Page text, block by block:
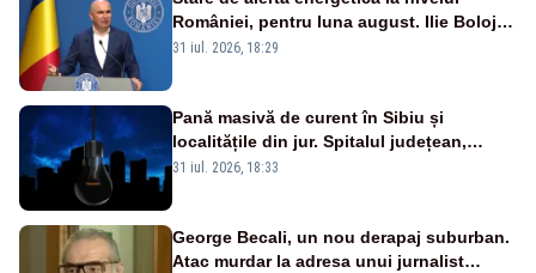
României, pentru luna august. Ilie Bolojan
a anunțat importuri și posibile restricții –
31 iul. 2026, 18:29
Pană masivă de curent în Sibiu și
localitățile din jur. Spitalul județean,
semafoarele, rețelele de telefonie, grav
31 iul. 2026, 18:33
George Becali, un nou derapaj suburban.
Atac murdar la adresa unui jurnalist